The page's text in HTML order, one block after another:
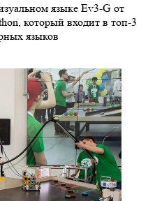
языке Ev3-G от
который входит в топ-3
языков